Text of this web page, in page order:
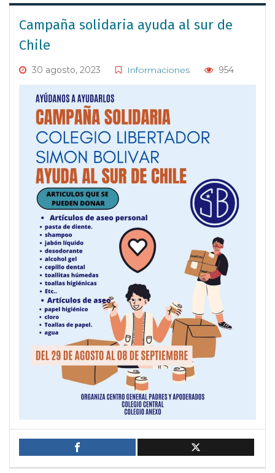
Campaña solidaria ayuda al sur de
Chile
30 agosto, 2023 Informaciones 954